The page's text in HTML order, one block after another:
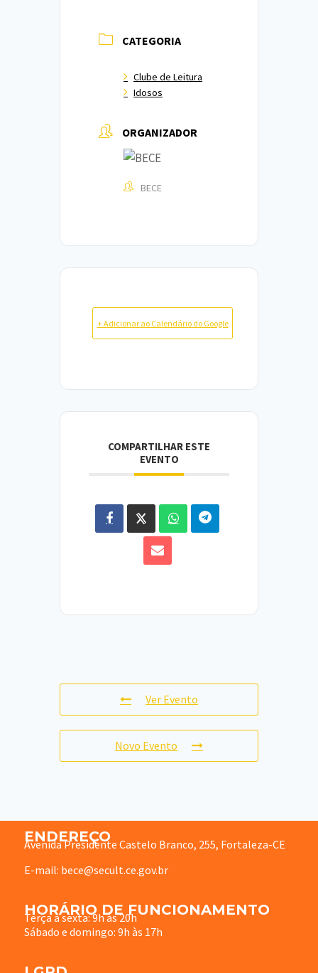
CATEGORIA
Clube de Leitura
Idosos
ORGANIZADOR
BECE
+ Adicionar ao Calendário do Google
COMPARTILHAR ESTE
EVENTO
Ver Evento
Novo Evento
ENDEREÇO
Avenida Presidente Castelo Branco, 255, Fortaleza-CE
E-mail: bece@secult.ce.gov.br
HORÁRIO DE FUNCIONAMENTO
Terça à sexta: 9h às 20h
Sábado e domingo: 9h às 17h